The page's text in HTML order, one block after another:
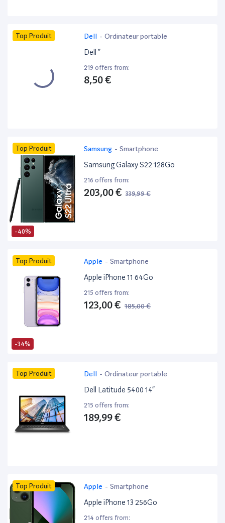
Top Produit Dell - Ordinateur portable
Dell ”
219 offers from:
8,50 €
-40%
Top Produit Samsung - Smartphone
Samsung Galaxy S22 128Go
216 offers from:
203,00 € 339,99 €
-34%
Top Produit Apple - Smartphone
Apple iPhone 11 64Go
215 offers from:
123,00 € 185,00 €
Top Produit Dell - Ordinateur portable
Dell Latitude 5400 14”
215 offers from:
189,99 €
Top Produit Apple - Smartphone
Apple iPhone 13 256Go
214 offers from: